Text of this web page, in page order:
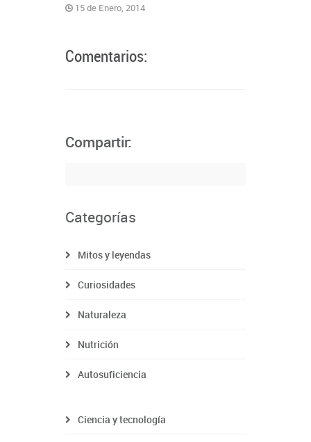
15 de Enero, 2014
Comentarios:
Compartir:
Categorías
Mitos y leyendas
Curiosidades
Naturaleza
Nutrición
Autosuficiencia
Ciencia y tecnología